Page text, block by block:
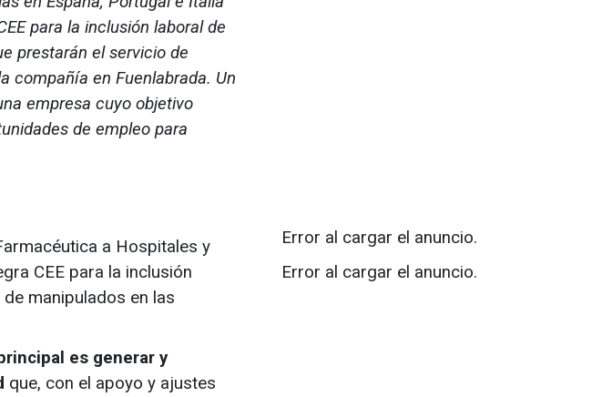
para la inclusión laboral de
prestarán el servicio de
compañía en Fuenlabrada. Un
empresa cuyo objetivo
de empleo para
a Hospitales y
CEE para la inclusión
manipulados en las
es generar y
que, con el apoyo y ajustes
Error al cargar el anuncio.
Error al cargar el anuncio.